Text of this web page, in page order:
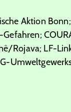
Aktion
Rojava; LF-